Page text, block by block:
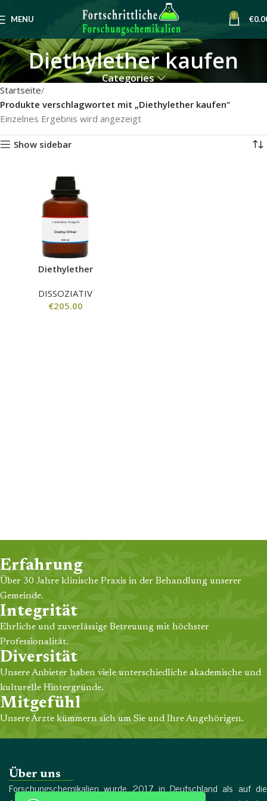
MENU 0 €
Diethylether kaufen
Categories
Startseite
Produkte verschlagwortet mit „Diethylether kaufen“
Einzelnes Ergebnis wird angezeigt
Show sidebar
Diethylether
DISSOZIATIV
€205.00
Erfahrung
Über 30 Jahre klinische Praxis in der Behandlung unserer
Gemeinde.
Integrität
Ehrliche und zuverlässige Betreuung mit höchster
Professionalität.
Diversität
Unsere Anbieter haben viele unterschiedliche akademische und
kulturelle Hintergründe.
Mitgefühl
Unsere Ärzte kümmern sich um Sie und Ihre Angehörigen.
Über uns
Forschungschemikalien wurde 2017 in Deutschland als auf die